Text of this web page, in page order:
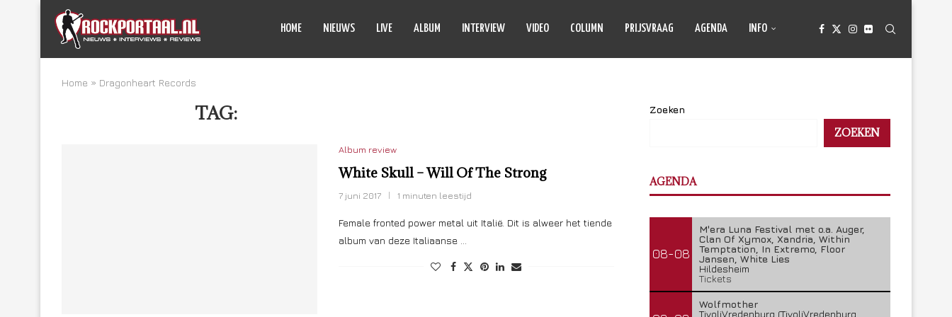
HOME NIEUWS LIVE ALBUM INTERVIEW VIDEO COLUMN PRIJSVRAAG AGENDA INFO
Home » Dragonheart Records
TAG:
Album review
White Skull – Will Of The Strong
7 juni 2017 1 minuten leestijd
Female fronted power metal uit Italië. Dit is alweer het tiende
album van deze Italiaanse …
Zoeken
ZOEKEN
AGENDA
08-08
M'era Luna Festival met o.a. Auger,
Clan Of Xymox, Xandria, Within
Temptation, In Extremo, Floor
Jansen, White Lies
Hildesheim
Tickets
Wolfmother
TivoliVredenburg (TivoliVredenburg